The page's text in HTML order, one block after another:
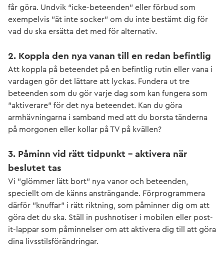
får göra. Undvik “icke-beteenden” eller förbud som
exempelvis ”ät inte socker” om du inte bestämt dig för
vad du ska ersätta det med för alternativ.
2. Koppla den nya vanan till en redan befintlig
Att koppla på beteendet på en befintlig rutin eller vana i
vardagen gör det lättare att lyckas. Fundera ut tre
beteenden som du gör varje dag som kan fungera som
”aktiverare” för det nya beteendet. Kan du göra
armhävningarna i samband med att du borsta tänderna
på morgonen eller kollar på TV på kvällen?
3. Påminn vid rätt tidpunkt - aktivera när
beslutet tas
Vi ”glömmer lätt bort” nya vanor och beteenden,
speciellt om de känns ansträngande. Förprogrammera
därför ”knuffar” i rätt riktning, som påminner dig om att
göra det du ska. Ställ in pushnotiser i mobilen eller post-
it-lappar som påminnelser om att aktivera dig till att göra
dina livsstilsförändringar.